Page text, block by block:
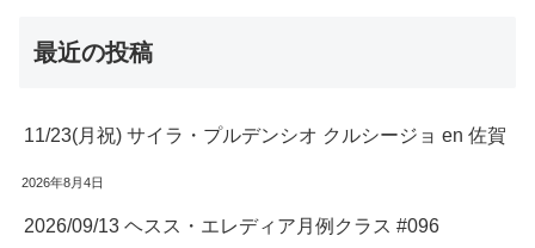
最近の投稿
11/23(月祝) サイラ・プルデンシオ クルシージョ en 佐賀
2026年8月4日
2026/09/13 ヘスス・エレディア月例クラス #096